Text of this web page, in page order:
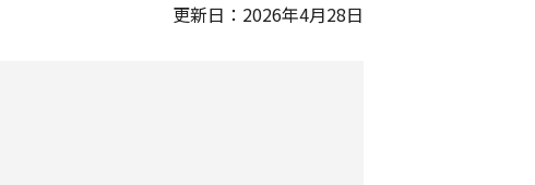
更新日：2026年4月28日